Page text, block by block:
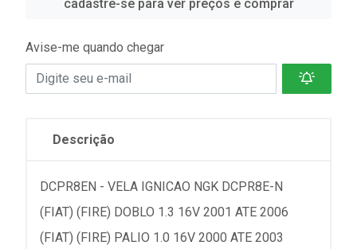
cadastre-se para ver preços e comprar
Avise-me quando chegar
Descrição
DCPR8EN - VELA IGNICAO NGK DCPR8E-N
(FIAT) (FIRE) DOBLO 1.3 16V 2001 ATE 2006
(FIAT) (FIRE) PALIO 1.0 16V 2000 ATE 2003